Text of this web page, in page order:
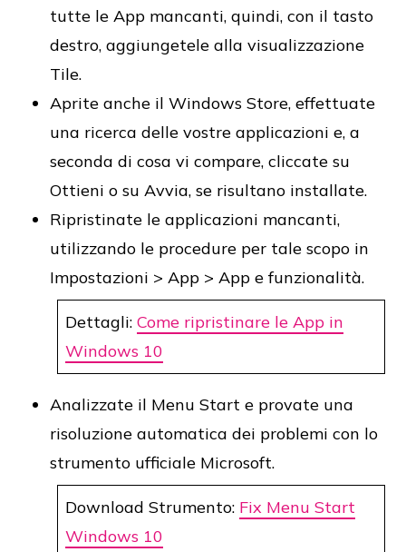
tutte le App mancanti, quindi, con il tasto
destro, aggiungetele alla visualizzazione
Tile.
Aprite anche il Windows Store, effettuate
una ricerca delle vostre applicazioni e, a
seconda di cosa vi compare, cliccate su
Ottieni o su Avvia, se risultano installate.
Ripristinate le applicazioni mancanti,
utilizzando le procedure per tale scopo in
Impostazioni > App > App e funzionalità.
Dettagli: Come ripristinare le App in
Windows 10
Analizzate il Menu Start e provate una
risoluzione automatica dei problemi con lo
strumento ufficiale Microsoft.
Download Strumento: Fix Menu Start
Windows 10